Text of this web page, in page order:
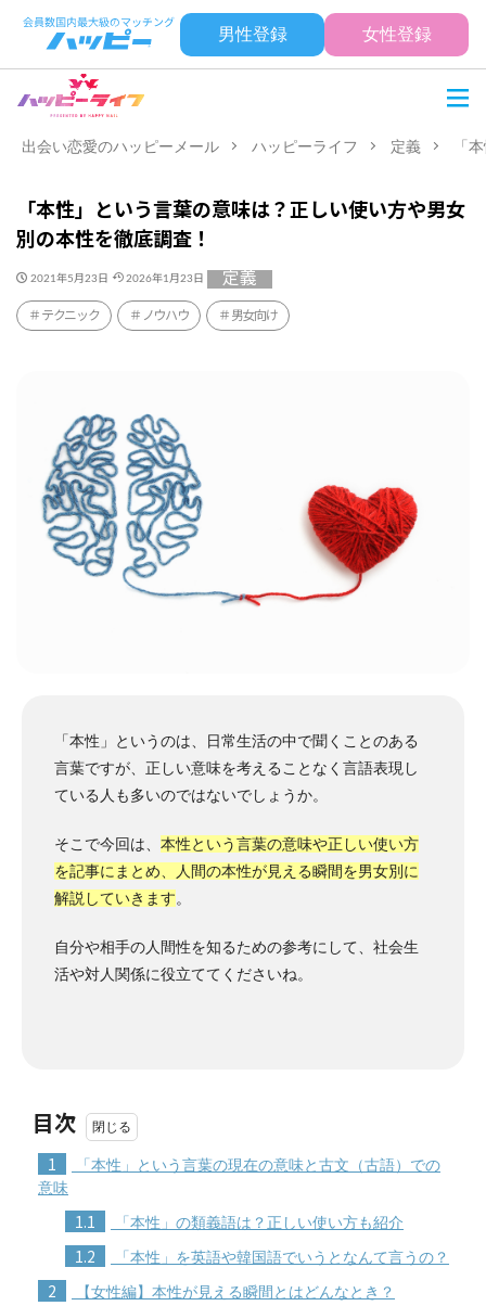
男性登録 女性登録
出会い恋愛のハッピーメール ハッピーライフ 定義 「
「本性」という言葉の意味は？正しい使い方や男女
別の本性を徹底調査！
2021年5月23日 2026年1月23日 定義
テクニック ノウハウ 男女向け
「本性」というのは、日常生活の中で聞くことのある
言葉ですが、正しい意味を考えることなく言語表現し
ている人も多いのではないでしょうか。
そこで今回は、 本性という言葉の意味や正しい使い方
を記事にまとめ、人間の本性が見える瞬間を男女別に
解説していきます。
自分や相手の人間性を知るための参考にして、社会生
活や対人関係に役立ててくださいね。
目次
1
「本性」という言葉の現在の意味と古文（古語）での
意味
1.1 「本性」の類義語は？正しい使い方も紹介
1.2 「本性」を英語や韓国語でいうとなんて言うの？
2 【女性編】本性が見える瞬間とはどんなとき？